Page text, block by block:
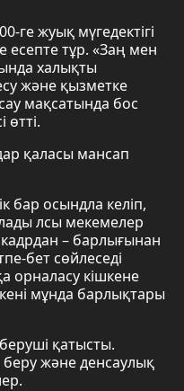
ге жуық мүгедектігі
есепте тұр. «Заң мен
халықты
және қызметке
мақсатында бос
қаласы мансап
бар осындла келіп,
лсы мекемелер
– барлығынан
бет сөйлеседі
орналасу кішкене
мұнда барлықтары
қатысты.
беру және денсаулық